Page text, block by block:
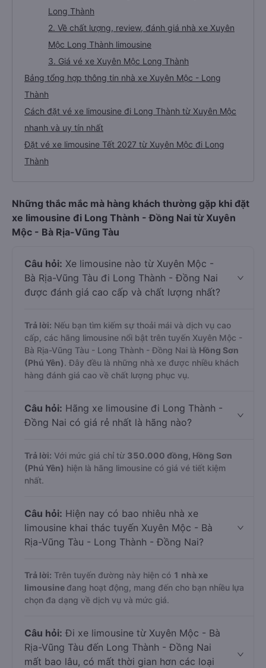
Long Thành
2. Về chất lượng, review, đánh giá nhà xe Xuyên
Mộc Long Thành limousine
3. Giá vé xe Xuyên Mộc Long Thành
Bảng tổng hợp thông tin nhà xe Xuyên Mộc - Long
Thành
Cách đặt vé xe limousine đi Long Thành từ Xuyên Mộc
nhanh và uy tín nhất
Đặt vé xe limousine Tết 2027 từ Xuyên Mộc đi Long
Thành
Những thắc mắc mà hàng khách thường gặp khi đặt
xe limousine đi Long Thành - Đồng Nai từ Xuyên
Mộc - Bà Rịa-Vũng Tàu
Câu hỏi: Xe limousine nào từ Xuyên Mộc -
Bà Rịa-Vũng Tàu đi Long Thành - Đồng Nai
được đánh giá cao cấp và chất lượng nhất?
Trả lời: Nếu bạn tìm kiếm sự thoải mái và dịch vụ cao
cấp, các hãng limousine nổi bật trên tuyến Xuyên Mộc -
Bà Rịa-Vũng Tàu - Long Thành - Đồng Nai là Hồng Sơn
(Phú Yên). Đây đều là những nhà xe được nhiều khách
hàng đánh giá cao về chất lượng phục vụ.
Câu hỏi: Hãng xe limousine đi Long Thành -
Đồng Nai có giá rẻ nhất là hãng nào?
Trả lời: Với mức giá chỉ từ 350.000 đồng, Hồng Sơn
(Phú Yên) hiện là hãng limousine có giá vé tiết kiệm
nhất.
Câu hỏi: Hiện nay có bao nhiêu nhà xe
limousine khai thác tuyến Xuyên Mộc - Bà
Rịa-Vũng Tàu - Long Thành - Đồng Nai?
Trả lời: Trên tuyến đường này hiện có 1 nhà xe
limousine đang hoạt động, mang đến cho bạn nhiều lựa
chọn đa dạng về dịch vụ và mức giá.
Câu hỏi: Đi xe limousine từ Xuyên Mộc - Bà
Rịa-Vũng Tàu đến Long Thành - Đồng Nai
mất bao lâu, có mất thời gian hơn các loại